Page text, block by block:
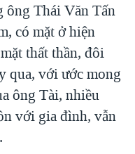
ông Thái Văn Tấn
có mặt ở hiện
thất thần, đôi
qua, với ước mong
ông Tài, nhiều
với gia đình, vẫn